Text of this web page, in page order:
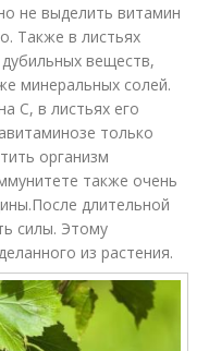
не выделить витамин
Также в листьях
веществ,
минеральных солей.
С, в листьях его
только
организм
также очень
длительной
силы. Этому
из растения.